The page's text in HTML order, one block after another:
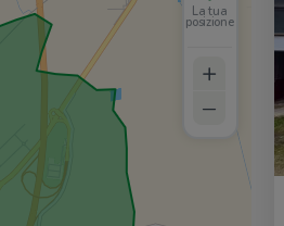
La tua
posizione
+
–